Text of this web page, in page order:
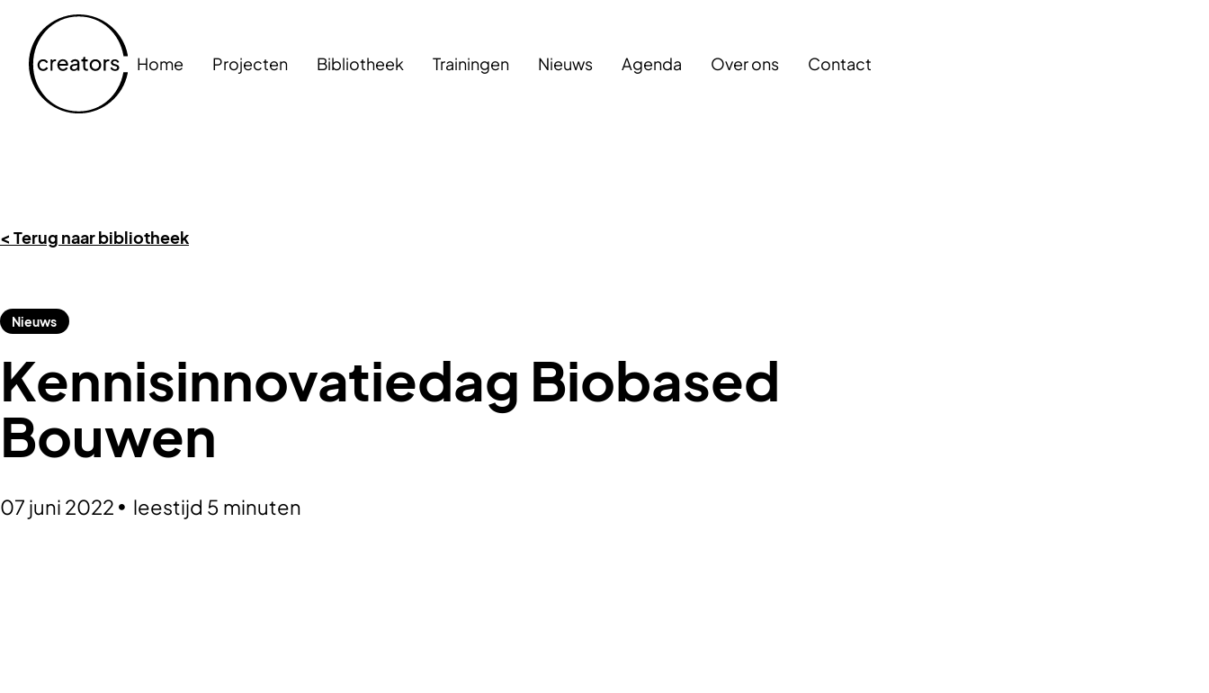
Home Projecten Bibliotheek Trainingen Nieuws Agenda Over ons Contact
< Terug naar bibliotheek
Nieuws
Kennisinnovatiedag Biobased
Bouwen
07 juni 2022 leestijd 5 minuten